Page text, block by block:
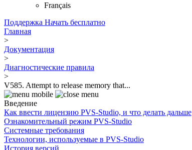
Français
Поддержка Начать бесплатно
Главная
>
Документация
>
Диагностические правила
>
V585. Attempt to release memory that...
Введение
Как ввести лицензию PVS-Studio, и что делать дальше
Ознакомительный режим PVS-Studio
Системные требования
Технологии, используемые в PVS-Studio
История версий